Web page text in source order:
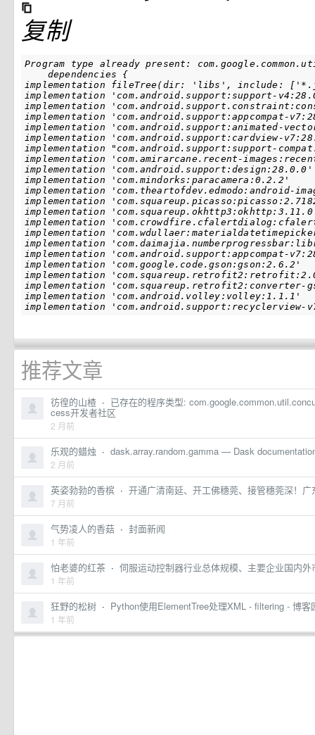
复制
Program type already present:
    dependencies {
implementation fileTree(dir: 'libs', include:
implementation 'com.android.support:support-
implementation
implementation 'com.android.support:appcompat-
implementation 'com.android.support:animated-
implementation 'com.android.support:cardview-
implementation "com.android.support:support-
implementation 'com.amirarcane.recent-
implementation 'com.android.support:design:28.0.0'
implementation 'com.mindorks:paracamera:0.2.2'
implementation 'com.theartofdev.edmodo:android-
implementation
implementation
implementation
implementation
implementation
implementation 'com.android.support:appcompat-
implementation 'com.google.code.gson:gson:2.6.2'
implementation
implementation 'com.squareup.retrofit2:converter-
implementation 'com.android.volley:volley:1.1.1'
推荐文章
彷徨的山楂 · 已存在的程序类型:
cess开发者社区
2 月前
乐观的蜡烛 · dask.array.random.gamma — Dask
2 月前
英姿勃勃的香槟 · 开通广清南延、开工佛穗莞、接管穗莞深！
7 月前
气势凌人的香菇 · 封面新闻
1 年前
怕老婆的红茶 · 伺服运动控制器行业总体规模、主要企业国内
1 年前
狂野的松树 · Python使用ElementTree处理XML - filtering - 博客
1 年前